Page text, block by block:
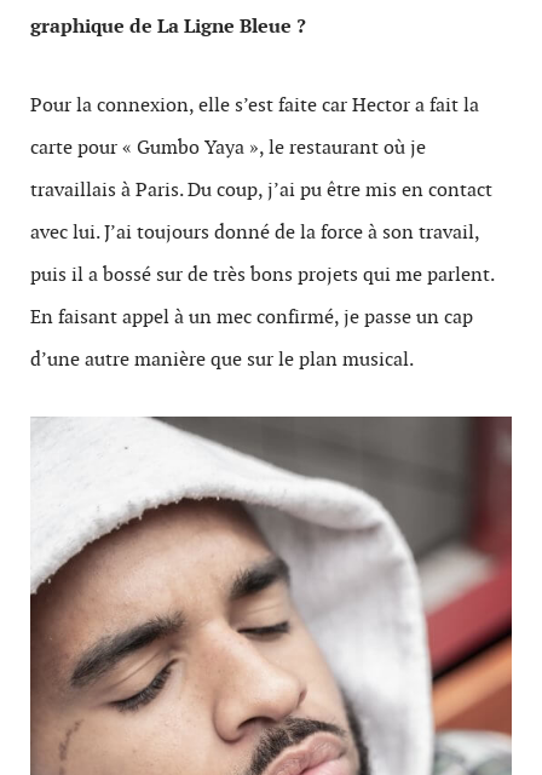
graphique de La Ligne Bleue ?
Pour la connexion, elle s’est faite car Hector a fait la
carte pour « Gumbo Yaya », le restaurant où je
travaillais à Paris. Du coup, j’ai pu être mis en contact
avec lui. J’ai toujours donné de la force à son travail,
puis il a bossé sur de très bons projets qui me parlent.
En faisant appel à un mec confirmé, je passe un cap
d’une autre manière que sur le plan musical.